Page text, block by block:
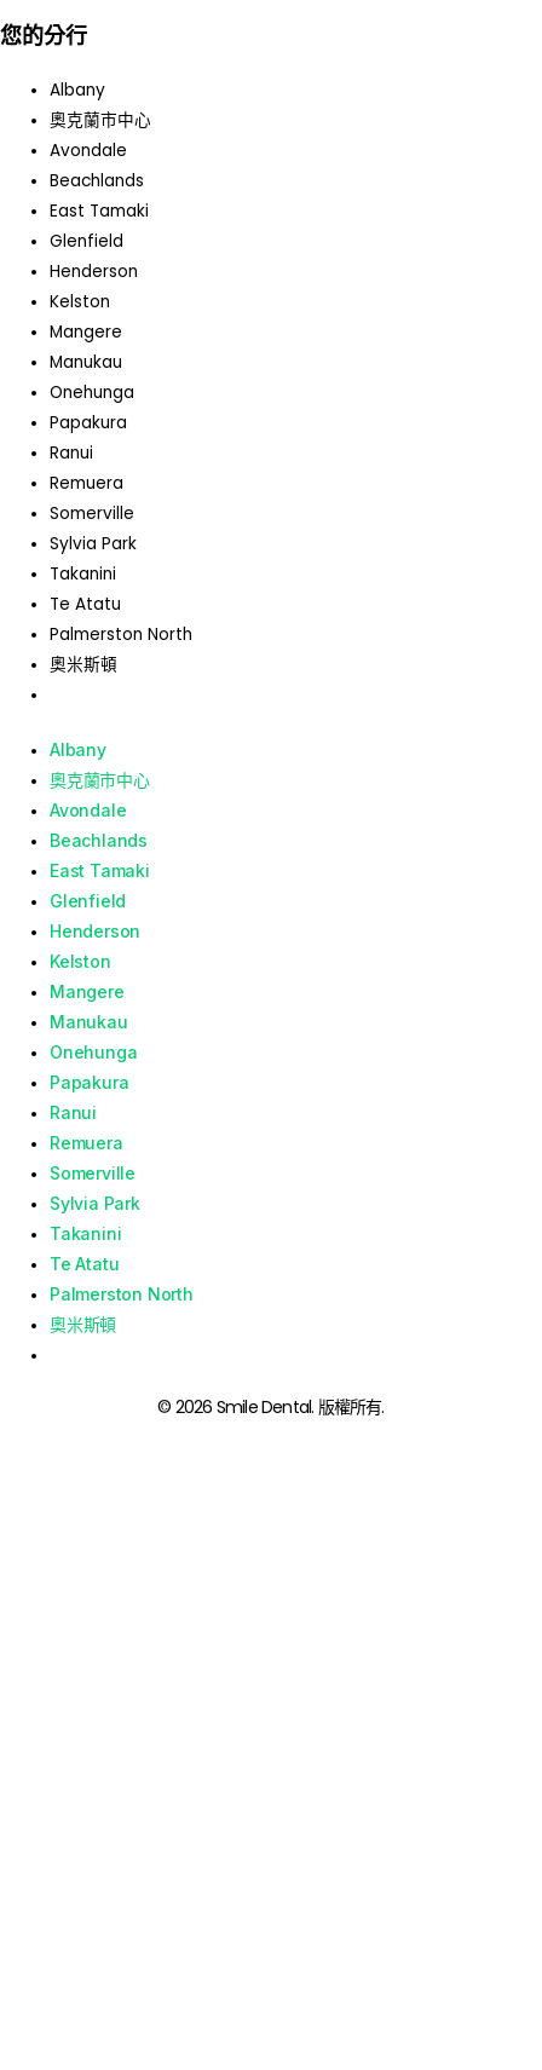
您的分行
Albany
奧克蘭市中心
Avondale
Beachlands
East Tamaki
Glenfield
Henderson
Kelston
Mangere
Manukau
Onehunga
Papakura
Ranui
Remuera
Somerville
Sylvia Park
Takanini
Te Atatu
Palmerston North
奧米斯頓
Albany
奧克蘭市中心
Avondale
Beachlands
East Tamaki
Glenfield
Henderson
Kelston
Mangere
Manukau
Onehunga
Papakura
Ranui
Remuera
Somerville
Sylvia Park
Takanini
Te Atatu
Palmerston North
奧米斯頓
© 2026 Smile Dental. 版權所有.